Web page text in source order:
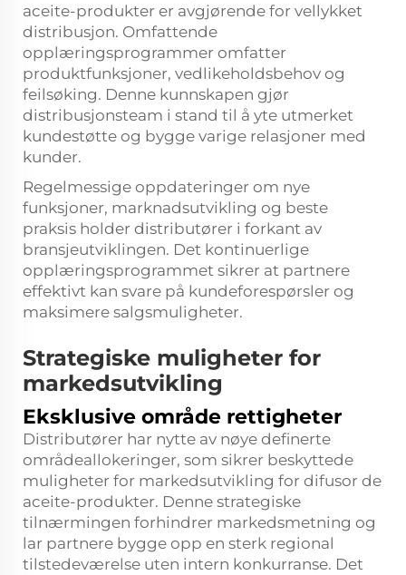
aceite-produkter er avgjørende for vellykket
distribusjon. Omfattende
opplæringsprogrammer omfatter
produktfunksjoner, vedlikeholdsbehov og
feilsøking. Denne kunnskapen gjør
distribusjonsteam i stand til å yte utmerket
kundestøtte og bygge varige relasjoner med
kunder.
Regelmessige oppdateringer om nye
funksjoner, marknadsutvikling og beste
praksis holder distributører i forkant av
bransjeutviklingen. Det kontinuerlige
opplæringsprogrammet sikrer at partnere
effektivt kan svare på kundeforespørsler og
maksimere salgsmuligheter.
Strategiske muligheter for
markedsutvikling
Eksklusive område rettigheter
Distributører har nytte av nøye definerte
områdeallokeringer, som sikrer beskyttede
muligheter for markedsutvikling for difusor de
aceite-produkter. Denne strategiske
tilnærmingen forhindrer markedsmetning og
lar partnere bygge opp en sterk regional
tilstedeværelse uten intern konkurranse. Det